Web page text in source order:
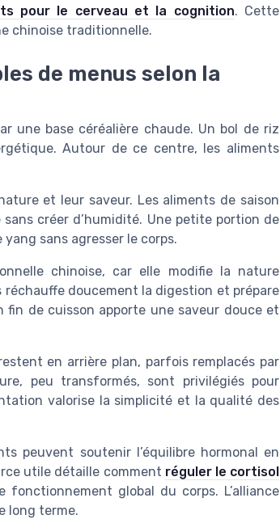
pour le cerveau et la cognition. Cette
chinoise traditionnelle.
de menus selon la
une base céréalière chaude. Un bol de riz
Autour de ce centre, les aliments
et leur saveur. Les aliments de saison
créer d’humidité. Une petite portion de
sans agresser le corps.
chinoise, car elle modifie la nature
réchauffe doucement la digestion et prépare
fin de cuisson apporte une saveur douce et
en arrière plan, parfois remplacés par
peu transformés, sont privilégiés pour
valorise la simplicité et la qualité des
peuvent soutenir l’équilibre hormonal en
utile détaille comment réguler le cortisol
global du corps. L’alliance
long terme.